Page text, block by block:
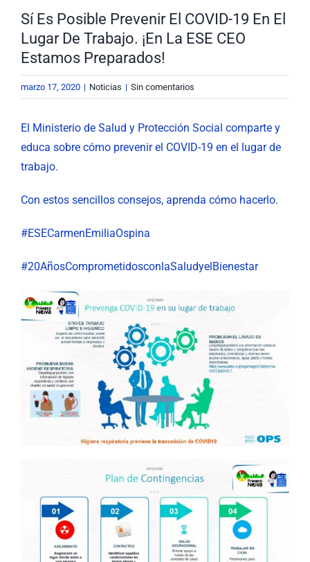
Sí Es Posible Prevenir El COVID-19 En El
Lugar De Trabajo. ¡En La ESE CEO
Estamos Preparados!
marzo 17, 2020 | Noticias | Sin comentarios
El Ministerio de Salud y Protección Social comparte y
educa sobre cómo prevenir el COVID-19 en el lugar de
trabajo.
Con estos sencillos consejos, aprenda cómo hacerlo.
#ESECarmenEmiliaOspina
#20AñosComprometidosconlaSaludyelBienestar